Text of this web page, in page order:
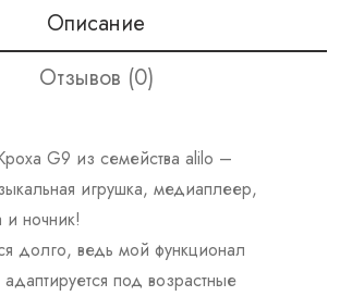
Описание
Отзывов (0)
G9 из семейства alilo –
игрушка, медиаплеер,
и ночник!
долго, ведь мой функционал
под возрастные